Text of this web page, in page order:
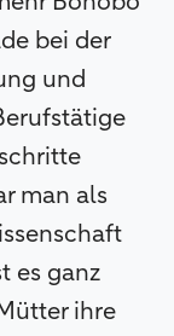
bei der
und
man als
es ganz
ihre